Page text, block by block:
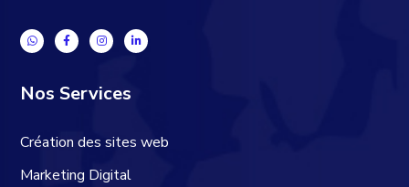
Nos Services
Création des sites web
Marketing Digital